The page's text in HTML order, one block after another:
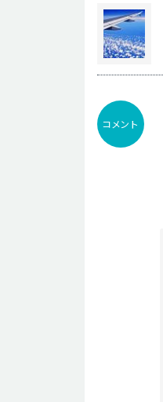
コメント